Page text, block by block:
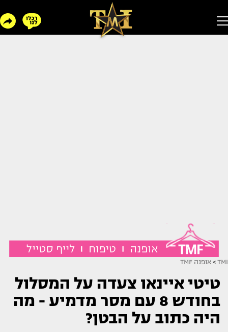
TMI
> אופנה TMF
טיטי איינאו צעדה על המסלול
בחודש 8 עם מסר מדמיע - מה
היה כתוב על הבטן?